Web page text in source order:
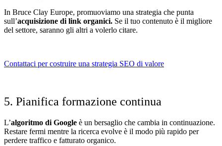
In Bruce Clay Europe, promuoviamo una strategia che punta
sull’acquisizione di link organici. Se il tuo contenuto è il migliore
del settore, saranno gli altri a volerlo citare.
Contattaci per costruire una strategia SEO di valore
5. Pianifica formazione continua
L’algoritmo di Google è un bersaglio che cambia in continuazione.
Restare fermi mentre la ricerca evolve è il modo più rapido per
perdere traffico e fatturato organico.